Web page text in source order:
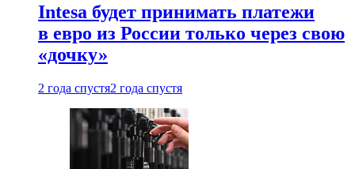
Intesa будет принимать платежи
в евро из России только через свою
«дочку»
2 года спустя2 года спустя